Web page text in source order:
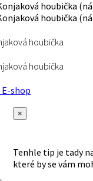
houbička
houbička
shop
×
Tenhle tip je tady
které by se vám